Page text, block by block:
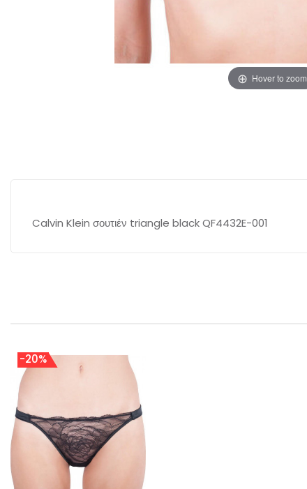
Hover to zoom
Calvin Klein σουτιέν triangle black QF4432E-001
-20%